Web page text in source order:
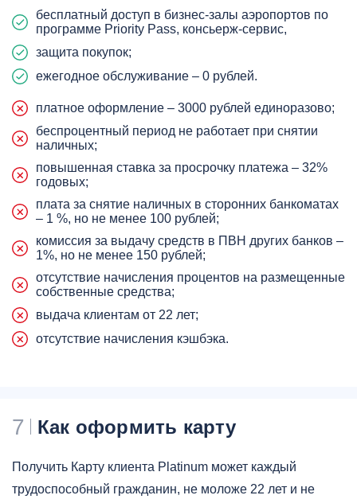
бесплатный доступ в бизнес-залы аэропортов по
программе Priority Pass, консьерж-сервис,
защита покупок;
ежегодное обслуживание – 0 рублей.
платное оформление – 3000 рублей единоразово;
беспроцентный период не работает при снятии
наличных;
повышенная ставка за просрочку платежа – 32%
годовых;
плата за снятие наличных в сторонних банкоматах
– 1 %, но не менее 100 рублей;
комиссия за выдачу средств в ПВН других банков –
1%, но не менее 150 рублей;
отсутствие начисления процентов на размещенные
собственные средства;
выдача клиентам от 22 лет;
отсутствие начисления кэшбэка.
7 Как оформить карту
Получить Карту клиента Platinum может каждый
трудоспособный гражданин, не моложе 22 лет и не